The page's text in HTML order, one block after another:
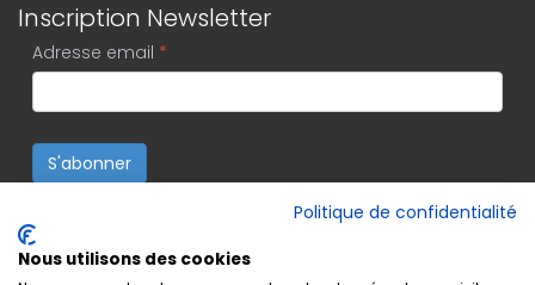
Inscription Newsletter
Adresse email *
S'abonner
Politique de confidentialité
Nous utilisons des cookies